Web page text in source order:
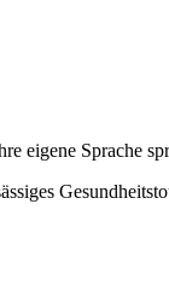
eigene Sprache